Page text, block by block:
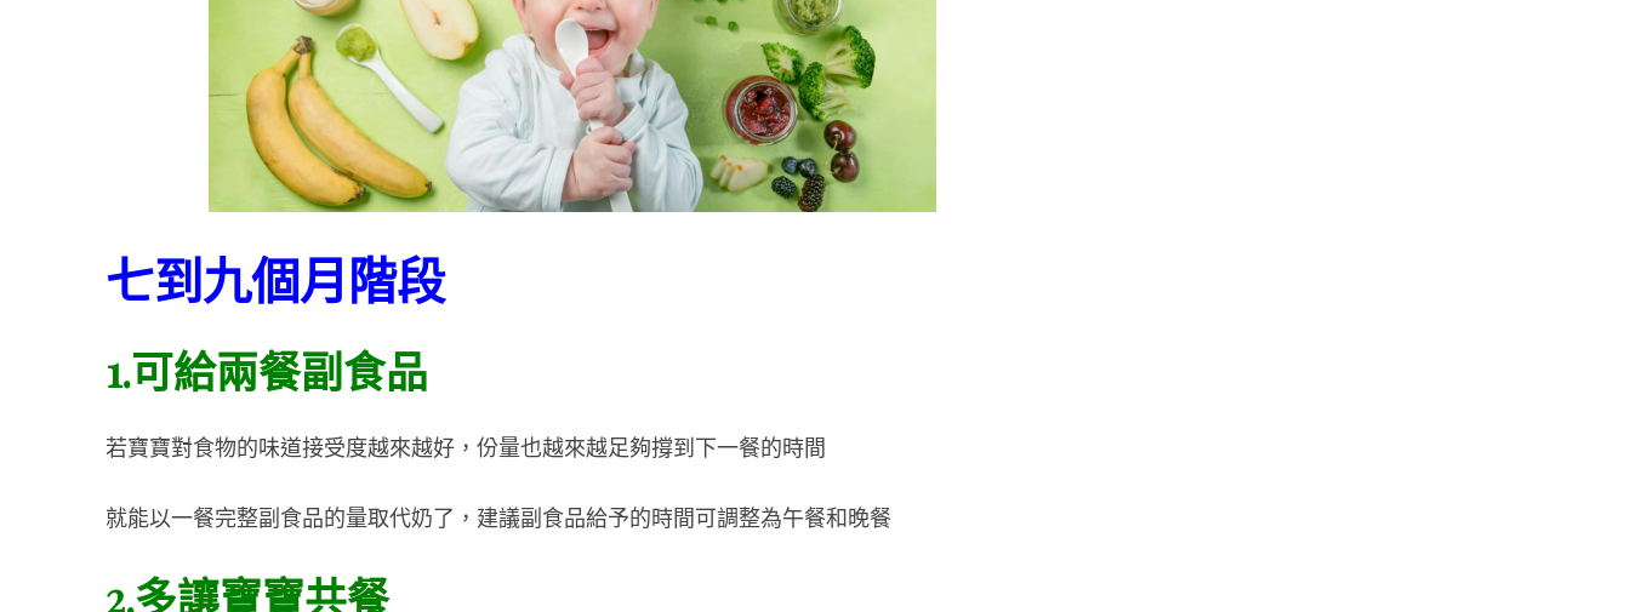
七到九個月階段
1.可給兩餐副食品
若寶寶對食物的味道接受度越來越好， 份量也越來越足夠撐到下一餐的時間
就能以一餐完整副食品的量取代奶了， 建議副食品給予的時間可調整為午餐和晚餐
2.多讓寶寶共餐